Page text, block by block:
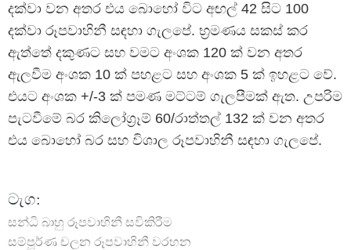
දක්වා වන අතර එය බොහෝ විට අඟල් 42 සිට 100
දක්වා රූපවාහිනී සඳහා ගැලපේ. භ්‍රමණය සකස් කර
ඇත්තේ දකුණට සහ වමට අංශක 120 ක් වන අතර
ඇලවීම අංශක 10 ක් පහළට සහ අංශක 5 ක් ඉහළට වේ.
එයට අංශක +/-3 ක් පමණ මට්ටම් ගැලපීමක් ඇත. උපරිම
පැටවීමේ බර කිලෝග්‍රෑම් 60/රාත්තල් 132 ක් වන අතර
එය බොහෝ බර සහ විශාල රූපවාහිනී සඳහා ගැලපේ.
ටැග:
සන්ධි බාහු රූපවාහිනී සවිකිරීම
සම්පූර්ණ චලන රූපවාහිනී වරහන